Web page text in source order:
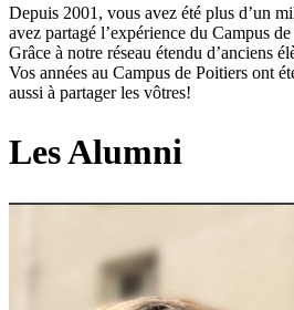
Depuis 2001, vous avez été plus d’un
avez partagé l’expérience du Campus
Grâce à notre réseau étendu d’anciens
Vos années au Campus de Poitiers ont
aussi à partager les vôtres!
Les Alumni